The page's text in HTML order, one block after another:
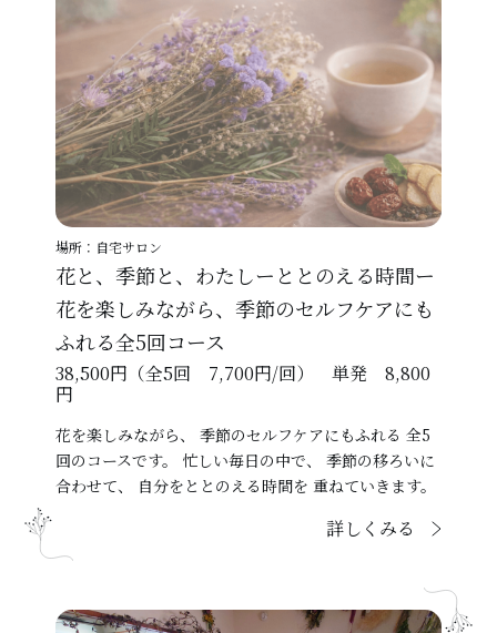
花と、季節と、わたしーととのえる時間ー
花を楽しみながら、季節のセルフケアにも
ふれる全5回コース
38,500円（全5回 7,700円/回） 単発 8,800
円
花を楽しみながら、 季節のセルフケアにもふれる 全5
回のコースです。 忙しい毎日の中で、 季節の移ろいに
合わせて、 自分をととのえる時間を 重ねていきます。
詳しくみる
場所：自宅サロン